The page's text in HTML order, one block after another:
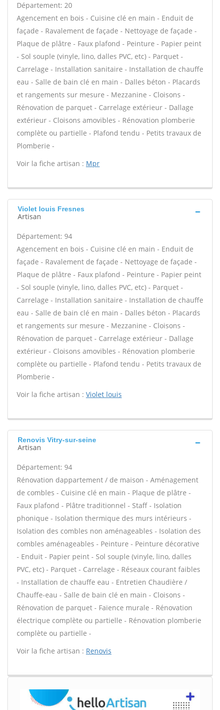
Département: 20
Agencement en bois - Cuisine clé en main - Enduit de
façade - Ravalement de façade - Nettoyage de façade -
Plaque de plâtre - Faux plafond - Peinture - Papier peint
- Sol souple (vinyle, lino, dalles PVC, etc) - Parquet -
Carrelage - Installation sanitaire - Installation de chauffe
eau - Salle de bain clé en main - Dalles béton - Placards
et rangements sur mesure - Mezzanine - Cloisons -
Rénovation de parquet - Carrelage extérieur - Dallage
extérieur - Cloisons amovibles - Rénovation plomberie
complète ou partielle - Plafond tendu - Petits travaux de
Plomberie -
Voir la fiche artisan : Mpr
Violet louis Fresnes
Artisan
Département: 94
Agencement en bois - Cuisine clé en main - Enduit de
façade - Ravalement de façade - Nettoyage de façade -
Plaque de plâtre - Faux plafond - Peinture - Papier peint
- Sol souple (vinyle, lino, dalles PVC, etc) - Parquet -
Carrelage - Installation sanitaire - Installation de chauffe
eau - Salle de bain clé en main - Dalles béton - Placards
et rangements sur mesure - Mezzanine - Cloisons -
Rénovation de parquet - Carrelage extérieur - Dallage
extérieur - Cloisons amovibles - Rénovation plomberie
complète ou partielle - Plafond tendu - Petits travaux de
Plomberie -
Voir la fiche artisan : Violet louis
Renovis Vitry-sur-seine
Artisan
Département: 94
Rénovation dappartement / de maison - Aménagement
de combles - Cuisine clé en main - Plaque de plâtre -
Faux plafond - Plâtre traditionnel - Staff - Isolation
phonique - Isolation thermique des murs intérieurs -
Isolation des combles non aménageables - Isolation des
combles aménageables - Peinture - Peinture décorative
- Enduit - Papier peint - Sol souple (vinyle, lino, dalles
PVC, etc) - Parquet - Carrelage - Réseaux courant faibles
- Installation de chauffe eau - Entretien Chaudière /
Chauffe-eau - Salle de bain clé en main - Cloisons -
Rénovation de parquet - Faïence murale - Rénovation
électrique complète ou partielle - Rénovation plomberie
complète ou partielle -
Voir la fiche artisan : Renovis